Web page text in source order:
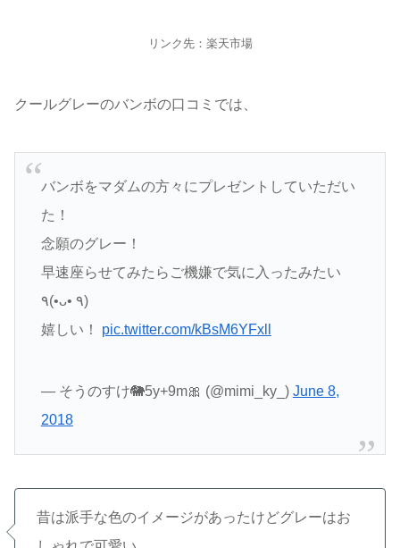
リンク先：楽天市場
クールグレーのバンボの口コミでは、
バンボをマダムの方々にプレゼントしていただい
た！
念願のグレー！
早速座らせてみたらご機嫌で気に入ったみたい
٩(•ᴗ• ٩)
嬉しい！ pic.twitter.com/kBsM6YFxll
— そうのすけ🐘5y+9m🎀 (@mimi_ky_) June 8,
2018
昔は派手な色のイメージがあったけどグレーはお